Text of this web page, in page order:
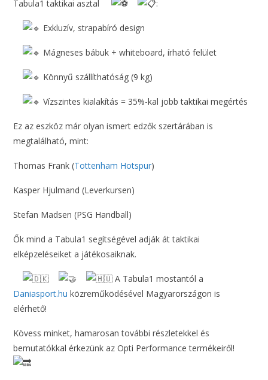
Tabula1 taktikai asztal :
Exkluzív, strapabíró design
Mágneses bábuk + whiteboard, írható felület
Könnyű szállíthatóság (9 kg)
Vízszintes kialakítás = 35%-kal jobb taktikai megértés
Ez az eszköz már olyan ismert edzők szertárában is
megtalálható, mint:
Thomas Frank (Tottenham Hotspur)
Kasper Hjulmand (Leverkursen)
Stefan Madsen (PSG Handball)
Ők mind a Tabula1 segítségével adják át taktikai
elképzeléseiket a játékosaiknak.
A Tabula1 mostantól a
Daniasport.hu közreműködésével Magyarországon is
elérhető!
Kövess minket, hamarosan további részletekkel és
bemutatókkal érkezünk az Opti Performance termékeiről!